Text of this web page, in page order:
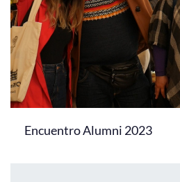
Encuentro Alumni 2023